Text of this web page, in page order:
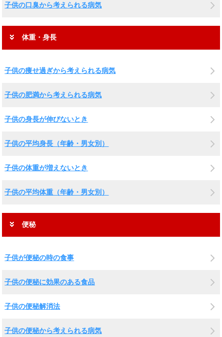
子供の口臭から考えられる病気
体重・身長
子供の痩せ過ぎから考えられる病気
子供の肥満から考えられる病気
子供の身長が伸びないとき
子供の平均身長（年齢・男女別）
子供の体重が増えないとき
子供の平均体重（年齢・男女別）
便秘
子供が便秘の時の食事
子供の便秘に効果のある食品
子供の便秘解消法
子供の便秘から考えられる病気